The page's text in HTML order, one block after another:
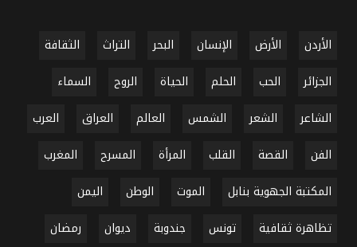
الأردن الأرض الإنسان البحر التراث
الثقافة
الجزائر
الحب الحلم الحياة الروح
السماء
الشاعر
الشعر الشمس العالم العراق
العرب
الفن
القصة القلب المرأة المسرح
المغرب
المكتبة الجهوية بنابل
الموت الوطن
اليمن
تظاهرة ثقافية
تونس جندوبة ديوان
رمضان